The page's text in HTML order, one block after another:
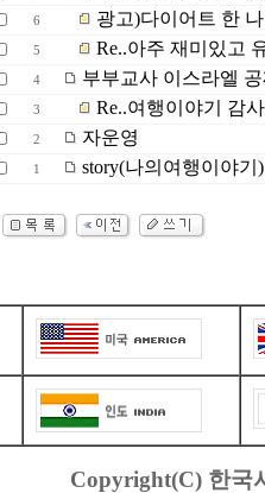
6 광고)다이어트 한
5 Re..아주 재미있고
4 부부교사 이스라엘
3 Re..여행이야기 감
2 자운영
1 story(나의여행이야
Copyright(C) 한국